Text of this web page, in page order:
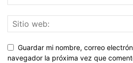
Guardar mi nombre, correo
navegador la próxima vez que